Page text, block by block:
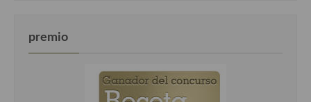
premio